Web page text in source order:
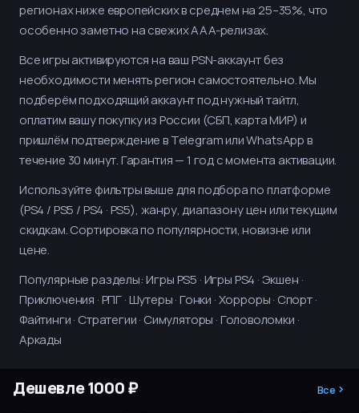
регионах ниже европейских в среднем на 25–35%, что
особенно заметно на свежих AAA-релизах.
Все игры активируются на ваш PSN-аккаунт без
необходимости менять регион самостоятельно. Мы
подберём подходящий аккаунт под нужный тайтл,
оплатим вашу покупку из России (СБП, карта МИР) и
пришлём подтверждение в Telegram или WhatsApp в
течение 30 минут. Гарантия — 1 год с момента активации.
Используйте фильтры выше для подбора по платформе
(PS4 / PS5 / PS4 · PS5), жанру, диапазону цен или текущим
скидкам. Сортировка по популярности, новизне или
цене.
Популярные разделы: Игры PS5 ·Игры PS4 ·Экшен ·
Приключения ·РПГ·Шутеры·Гонки ·Хорроры· Спорт·
Файтинги· Стратегии· Симуляторы ·Головоломки ·
Аркады
Дешевле 1000 ₽ Все